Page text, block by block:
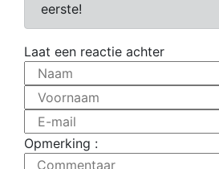
eerste!
Laat een reactie achter
Naam
Voornaam
E-mail
Opmerking :
Commentaar